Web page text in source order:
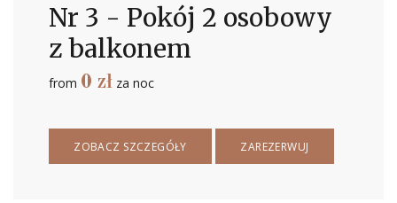
from 0 zł za noc
Nr 3 - Pokój 2 osobowy
z balkonem
ZOBACZ SZCZEGÓŁY ZAREZERWUJ